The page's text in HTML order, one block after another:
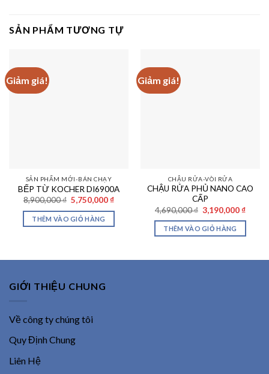
SẢN PHẨM TƯƠNG TỰ
Giảm giá!
SẢN PHẨM MỚI-BÁN CHẠY
BẾP TỪ KOCHER DI6900A
8,900,000₫ Giá
gốc
là:
8,900,000 ₫.
5,750,000 ₫Giá
THÊM VÀO GIỎ HÀNG
Giảm giá!
CHẬU RỬA-VÒI RỬA
CHẬU RỬA PHỦ NANO CAO
CẤP
4,690,000₫ Giá
gốc
là:
4,690,000 ₫.
3,190,000 ₫Giá
THÊM VÀO GIỎ HÀNG
GIỚI THIỆU CHUNG
Về công ty chúng tôi
Quy Định Chung
Liên Hệ